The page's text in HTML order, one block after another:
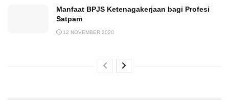
Manfaat BPJS Ketenagakerjaan bagi Profesi
Satpam
12 NOVEMBER 2020